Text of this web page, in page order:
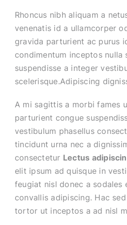
Rhoncus nibh aliquam a
venenatis id a ullamcorper
gravida parturient ac purus
condimentum inceptos nulla
suspendisse a integer
scelerisque.Adipiscing
A mi sagittis a morbi fames
parturient congue
vestibulum phasellus
tincidunt urna nec a
consectetur Lectus
elit ipsum ad quisque in
feugiat nisl donec a sodales
convallis adipiscing. Hac
tortor ut inceptos a ad nisl